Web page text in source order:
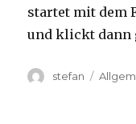
startet mit dem
und klickt dann
Autor
stefan